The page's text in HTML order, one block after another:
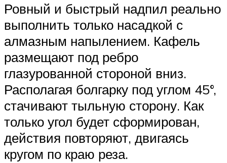
Ровный и быстрый надпил реально
выполнить только насадкой с
алмазным напылением. Кафель
размещают под ребро
глазурованной стороной вниз.
Располагая болгарку под углом 45°,
стачивают тыльную сторону. Как
только угол будет сформирован,
действия повторяют, двигаясь
кругом по краю реза.